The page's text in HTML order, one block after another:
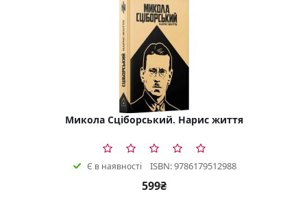
Микола Сціборський. Нарис життя
Є в наявності ISBN: 9786179512988
599₴